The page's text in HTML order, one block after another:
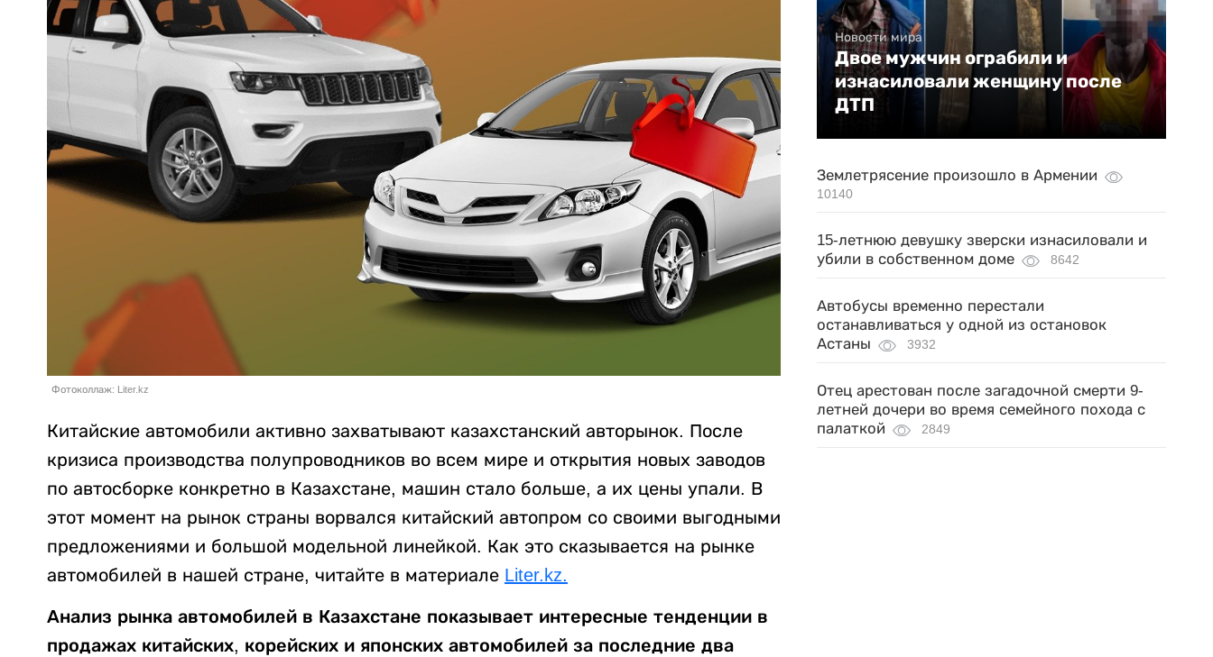
Фотоколлаж: Liter.kz
Китайские автомобили активно захватывают казахстанский авторынок. После
кризиса производства полупроводников во всем мире и открытия новых заводов
по автосборке конкретно в Казахстане, машин стало больше, а их цены упали. В
этот момент на рынок страны ворвался китайский автопром со своими выгодными
предложениями и большой модельной линейкой. Как это сказывается на рынке
автомобилей в нашей стране, читайте в материале Liter.kz.
Анализ рынка автомобилей в Казахстане показывает интересные тенденции в
продажах китайских, корейских и японских автомобилей за последние два
Новости мира
Двое мужчин ограбили и
изнасиловали женщину после
ДТП
Землетрясение произошло в Армении
10140
15-летнюю девушку зверски изнасиловали и
убили в собственном доме
8642
Автобусы временно перестали
останавливаться у одной из остановок
Астаны
3932
Отец арестован после загадочной смерти 9-
летней дочери во время семейного похода с
палаткой
2849